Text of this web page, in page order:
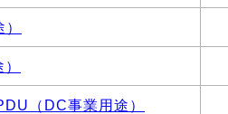
（DC事業用途）